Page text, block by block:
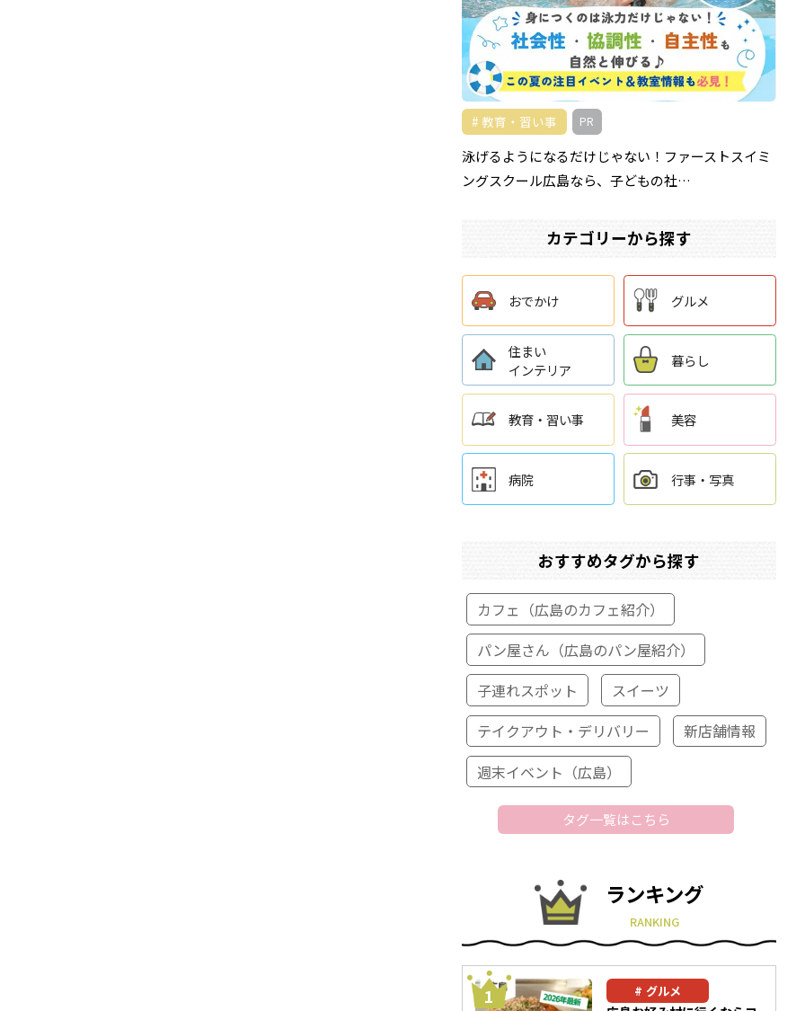
教育・習い事 PR
泳げるようになるだけじゃない！ファーストスイミ
ングスクール広島なら、子どもの社…
カテゴリーから探す
おでかけ グルメ
住まい
インテリア
暮らし
教育・習い事 美容
病院 行事・写真
おすすめタグから探す
カフェ（広島のカフェ紹介）
パン屋さん（広島のパン屋紹介）
子連れスポット
スイーツ
テイクアウト・デリバリー
新店舗情報
週末イベント（広島）
タグ一覧はこちら
ランキング
RANKING
グルメ